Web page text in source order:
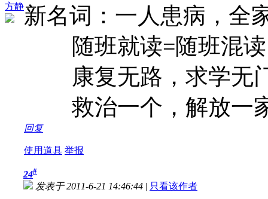
方静新名词：一人患病，全
随班就读=随班混读
康复无路，求学无
救治一个，解放一
回复
使用道具 举报
24#
发表于 2011-6-21 14:46:44 | 只看该作者